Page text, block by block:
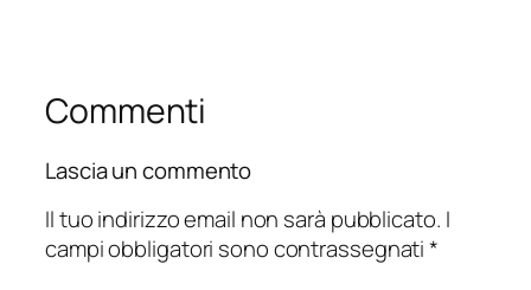
Commenti
Lascia un commento
Il tuo indirizzo email non sarà pubblicato. I
campi obbligatori sono contrassegnati*